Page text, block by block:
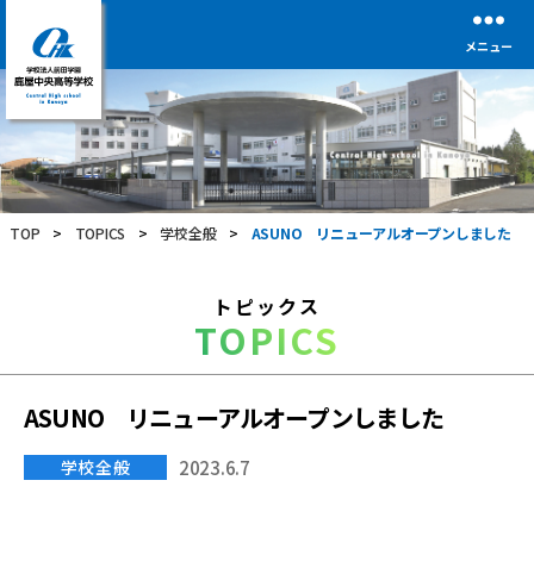
学
校
法
人
前
田
央
高
等
学
校
メニュー
TOP > TOPICS > 学校全般 > ASUNO リニューアルオープンしました
トピックス
TOPICS
ASUNO リニューアルオープンしました
学校全般 2023.6.7